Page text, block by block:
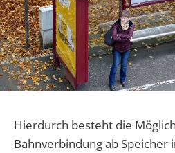
Hierdurch besteht die
Bahnverbindung ab Speicher